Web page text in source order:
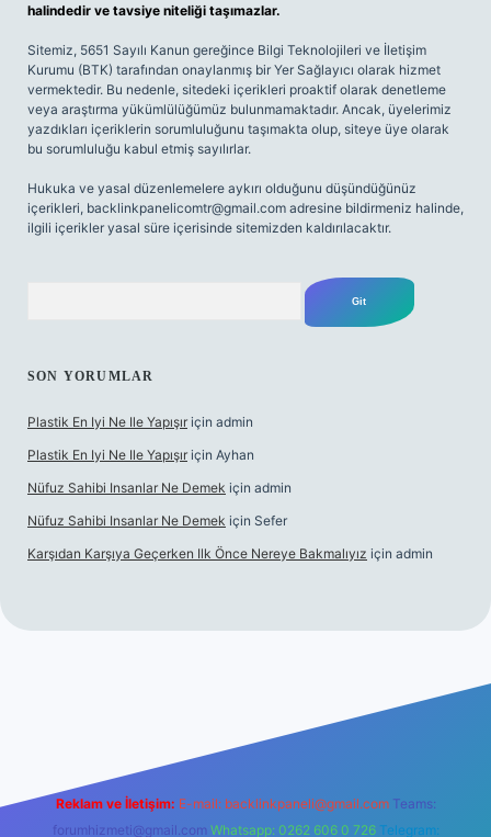
halindedir ve tavsiye niteliği taşımazlar.
Sitemiz, 5651 Sayılı Kanun gereğince Bilgi Teknolojileri ve İletişim
Kurumu (BTK) tarafından onaylanmış bir Yer Sağlayıcı olarak hizmet
vermektedir. Bu nedenle, sitedeki içerikleri proaktif olarak denetleme
veya araştırma yükümlülüğümüz bulunmamaktadır. Ancak, üyelerimiz
yazdıkları içeriklerin sorumluluğunu taşımakta olup, siteye üye olarak
bu sorumluluğu kabul etmiş sayılırlar.
Hukuka ve yasal düzenlemelere aykırı olduğunu düşündüğünüz
içerikleri, backlinkpanelicomtr@gmail.com adresine bildirmeniz halinde,
ilgili içerikler yasal süre içerisinde sitemizden kaldırılacaktır.
SON YORUMLAR
Plastik En Iyi Ne Ile Yapışır için admin
Plastik En Iyi Ne Ile Yapışır için Ayhan
Nüfuz Sahibi Insanlar Ne Demek için admin
Nüfuz Sahibi Insanlar Ne Demek için Sefer
Karşıdan Karşıya Geçerken Ilk Önce Nereye Bakmalıyız için admin
Reklam ve İletişim: E-mail: backlinkpaneli@gmail.com Teams:
forumhizmeti@gmail.com Whatsapp: 0262 606 0 726 Telegram: